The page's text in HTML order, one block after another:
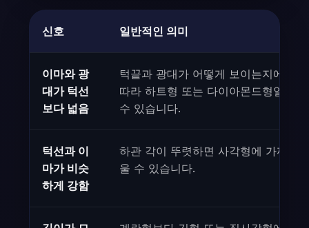
신호 일반적인 의미
이마와 광
대가 턱선
보다 넓음
턱끝과 광대가 어떻게 보이는지에
따라 하트형 또는 다이아몬드형일
수 있습니다.
턱선과 이
마가 비슷
하게 강함
하관 각이 뚜렷하면 사각형에 가까
울 수 있습니다.